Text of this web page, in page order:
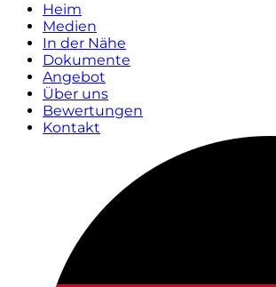
Heim
Medien
In der Nähe
Dokumente
Angebot
Über uns
Bewertungen
Kontakt